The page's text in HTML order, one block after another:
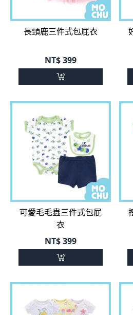
長頸鹿三件式包屁衣
NT$399
可愛毛毛蟲三件式包屁
衣
NT$399